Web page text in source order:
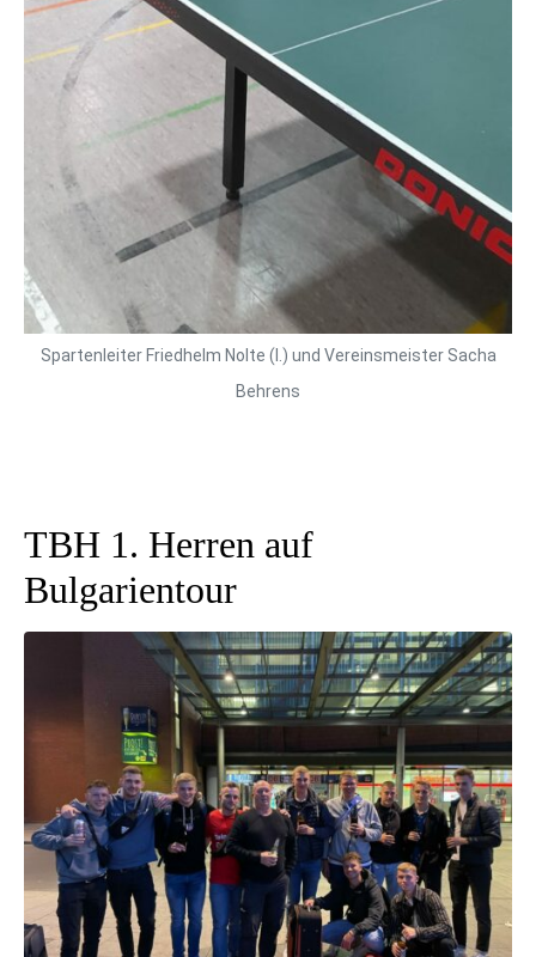
Spartenleiter Friedhelm Nolte (l.) und Vereinsmeister Sacha
Behrens
TBH 1. Herren auf
Bulgarientour